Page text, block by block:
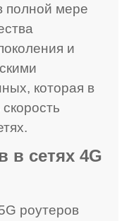
полной мере
и
которая в
в сетях 4G
роутеров